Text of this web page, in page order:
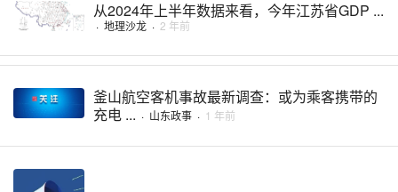
从2024年上半年数据来看，今年江苏省GDP ...
· 地理沙龙 · 2 年前
釜山航空客机事故最新调查：或为乘客携带的
充电 ... · 山东政事 · 1 年前